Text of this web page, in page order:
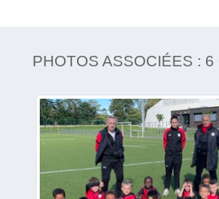
PHOTOS ASSOCIÉES :